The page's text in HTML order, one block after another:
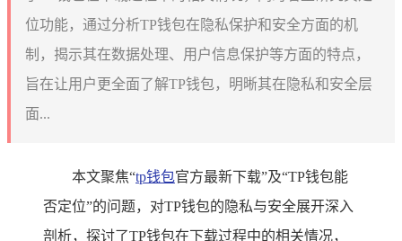
位功能，通过分析TP钱包在隐私保护和安全方面的机
制，揭示其在数据处理、用户信息保护等方面的特点，
旨在让用户更全面了解TP钱包，明晰其在隐私和安全层
面...
本文聚焦“tp钱包官方最新下载”及“TP钱包能
否定位”的问题，对TP钱包的隐私与安全展开深入
剖析，探讨了TP钱包在下载过程中的相关情况，